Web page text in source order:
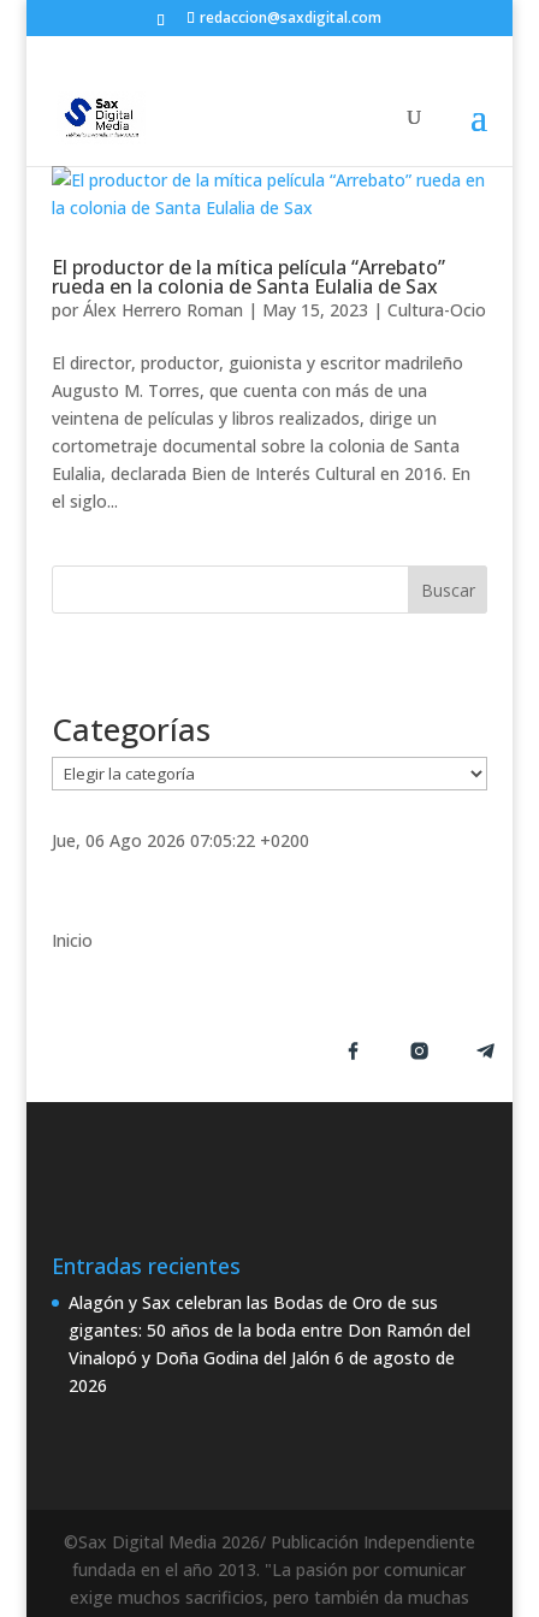
redaccion@saxdigital.com
El productor de la mítica película “Arrebato”
rueda en la colonia de Santa Eulalia de Sax
por Álex Herrero Roman | May 15, 2023 | Cultura-Ocio
El director, productor, guionista y escritor madrileño
Augusto M. Torres, que cuenta con más de una
veintena de películas y libros realizados, dirige un
cortometraje documental sobre la colonia de Santa
Eulalia, declarada Bien de Interés Cultural en 2016. En
el siglo...
Categorías
a
e
r
Jue, 06 Ago 2026 07:05:22 +0200
Inicio
Entradas recientes
Alagón y Sax celebran las Bodas de Oro de sus
gigantes: 50 años de la boda entre Don Ramón del
Vinalopó y Doña Godina del Jalón 6 de agosto de
2026
©Sax Digital Media 2026/ Publicación Independiente
fundada en el año 2013. "La pasión por comunicar
exige muchos sacrificios, pero también da muchas